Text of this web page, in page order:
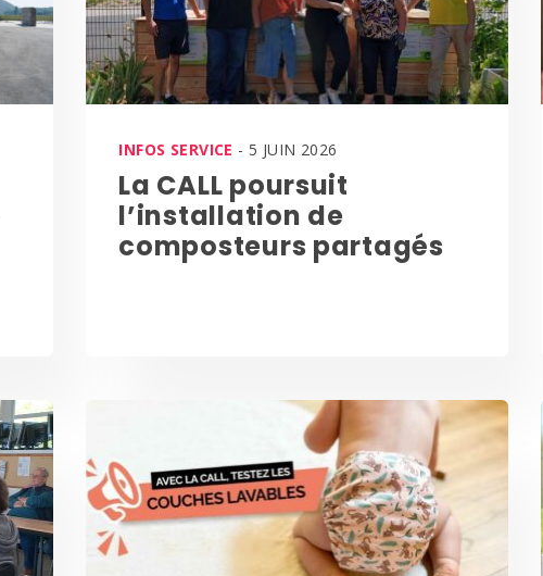
INFOS SERVICE - 5 JUIN 2026
La CALL poursuit
l’installation de
composteurs partagés